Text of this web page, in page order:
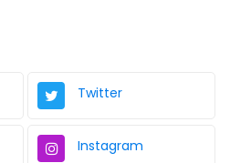
Twitter
Instagram